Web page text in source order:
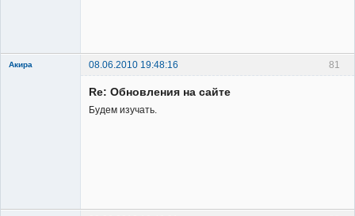
81
Акира 08.06.2010 19:48:16
Re: Обновления на сайте
Будем изучать.